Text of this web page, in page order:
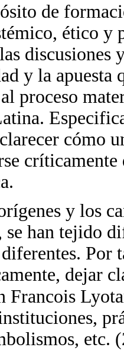
de
ético y
discusiones
y la apuesta
proceso
cómo
y los
se han tejido
Por
dejar
Francois
etc.